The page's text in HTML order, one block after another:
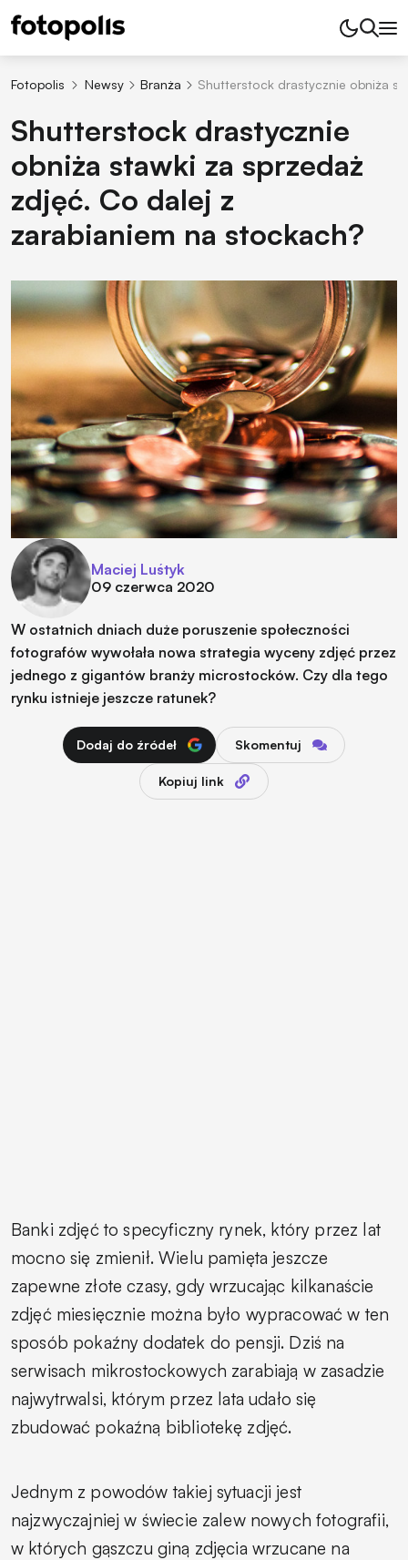
Fotopolis Newsy Branża Shutterstock drastycznie obniża
Shutterstock drastycznie
obniża stawki za sprzedaż
zdjęć. Co dalej z
zarabianiem na stockach?
Maciej Luśtyk
09 czerwca 2020
W ostatnich dniach duże poruszenie społeczności
fotografów wywołała nowa strategia wyceny zdjęć przez
jednego z gigantów branży microstocków. Czy dla tego
rynku istnieje jeszcze ratunek?
Dodaj do źródeł Skomentuj
Kopiuj link
Banki zdjęć to specyficzny rynek, który przez lat
mocno się zmienił. Wielu pamięta jeszcze
zapewne złote czasy, gdy wrzucając kilkanaście
zdjęć miesięcznie można było wypracować w ten
sposób pokaźny dodatek do pensji. Dziś na
serwisach mikrostockowych zarabiają w zasadzie
najwytrwalsi, którym przez lata udało się
zbudować pokaźną bibliotekę zdjęć.
Jednym z powodów takiej sytuacji jest
najzwyczajniej w świecie zalew nowych fotografii,
w których gąszczu giną zdjęcia wrzucane na